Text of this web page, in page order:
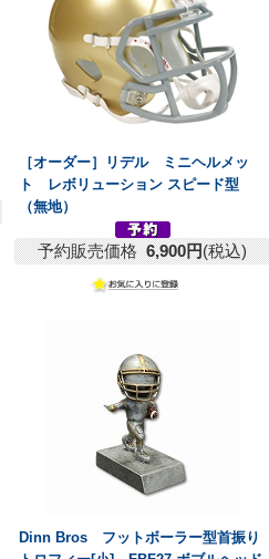
［オーダー］リデル ミニヘルメッ
ト レボリューション スピード型
（無地）
予約販売価格 6,900円(税込)
Dinn Bros フットボーラー型首振り